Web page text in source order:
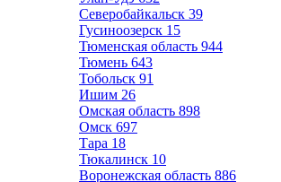
Северобайкальск 39
Гусиноозерск 15
Тюменская область 944
Тюмень 643
Тобольск 91
Ишим 26
Омская область 898
Омск 697
Тара 18
Тюкалинск 10
Воронежская область 886